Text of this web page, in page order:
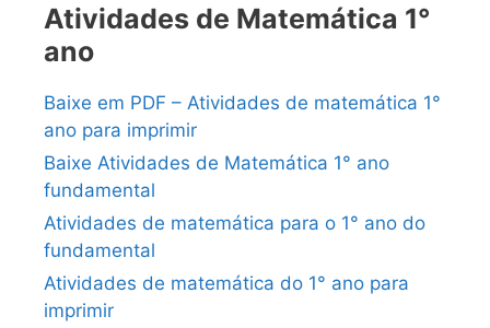
Atividades de Matemática 1°
ano
Baixe em PDF – Atividades de matemática 1°
ano para imprimir
Baixe Atividades de Matemática 1° ano
fundamental
Atividades de matemática para o 1° ano do
fundamental
Atividades de matemática do 1° ano para
imprimir